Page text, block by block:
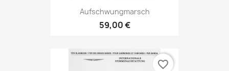
Aufschwungmarsch
59,00 €
favorite_border